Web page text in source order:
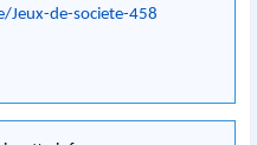
de-societe-458